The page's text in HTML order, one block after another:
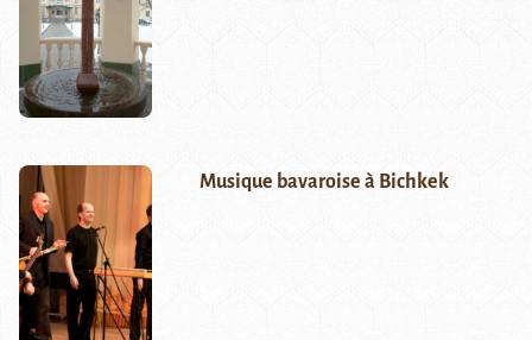
Musique bavaroise à Bichkek